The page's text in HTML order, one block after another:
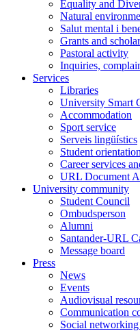
Equality and
Natural
Salut mental i
Grants and
Pastoral activity
Inquiries,
Services
Libraries
University Smart
Accommodation
Sport service
Serveis lingüístics
Student
Career services
URL Document
University community
Student Council
Ombudsperson
Alumni
Santander-URL
Message board
Press
News
Events
Audiovisual
Communication
Social